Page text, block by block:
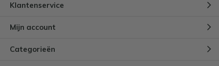
Klantenservice
Mijn account
Categorieën